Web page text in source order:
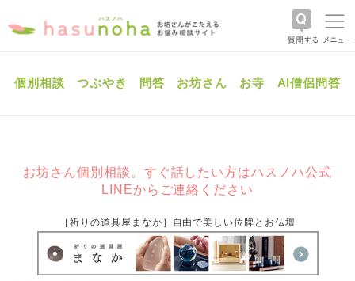
個別相談 つぶやき 問答 お坊さん お寺 AI僧侶問答
お坊さん個別相談。すぐ話したい方はハスノハ公式
LINEからご連絡ください
［祈りの道具屋まなか］自由で美しい位牌とお仏壇